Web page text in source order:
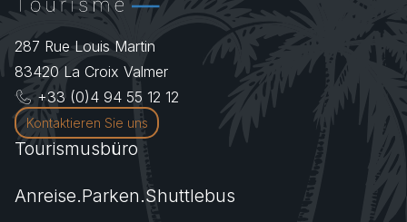
287 Rue Louis Martin
83420 La Croix Valmer
+33 (0)4 94 55 12 12
Kontaktieren Sie uns
Tourismusbüro
Anreise.Parken.Shuttlebus